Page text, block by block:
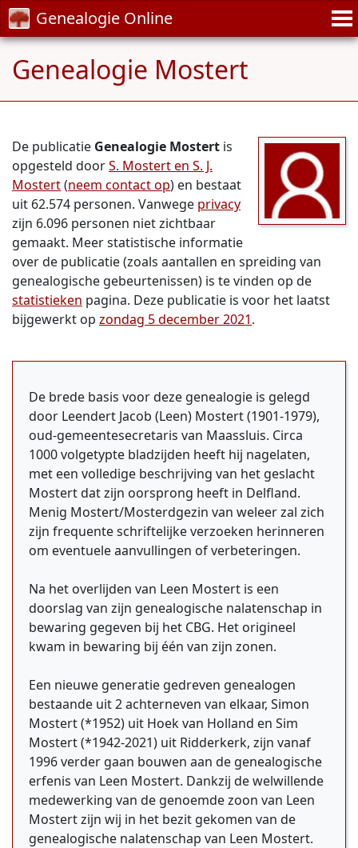
Genealogie Online
Genealogie Mostert
De publicatie Genealogie Mostert is
opgesteld doorS. Mostert en S. J.
Mostert(neem contact op) en bestaat
uit 62.574 personen. Vanwege privacy
zijn 6.096 personen niet zichtbaar
gemaakt. Meer statistische informatie
over de publicatie (zoals aantallen en spreiding van
genealogische gebeurtenissen) is te vinden op de
statistieken pagina. Deze publicatie is voor het laatst
bijgewerkt op zondag 5 december 2021.
De brede basis voor deze genealogie is gelegd
door Leendert Jacob (Leen) Mostert (1901-1979),
oud-gemeentesecretaris van Maassluis. Circa
1000 volgetypte bladzijden heeft hij nagelaten,
met een volledige beschrijving van het geslacht
Mostert dat zijn oorsprong heeft in Delfland.
Menig Mostert/Mosterdgezin van weleer zal zich
zijn frequente schriftelijke verzoeken herinneren
om eventuele aanvullingen of verbeteringen.
Na het overlijden van Leen Mostert is een
doorslag van zijn genealogische nalatenschap in
bewaring gegeven bij het CBG. Het origineel
kwam in bewaring bij één van zijn zonen.
Een nieuwe generatie gedreven genealogen
bestaande uit 2 achterneven van elkaar, Simon
Mostert (*1952) uit Hoek van Holland en Sim
Mostert (*1942-2021) uit Ridderkerk, zijn vanaf
1996 verder gaan bouwen aan de genealogische
erfenis van Leen Mostert. Dankzij de welwillende
medewerking van de genoemde zoon van Leen
Mostert zijn wij in het bezit gekomen van de
genealogische nalatenschap van Leen Mostert.